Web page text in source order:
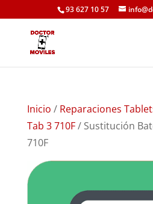
93 627 10 57
Inicio / Reparaciones
Tab 3 710F/ Sustitución
710F